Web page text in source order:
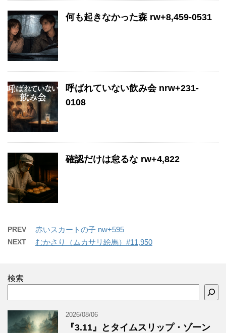
何も起きなかった森 rw+8,459-0531
呼ばれていない飲み会 nrw+231-
0108
確認だけは怠るな rw+4,822
PREV 赤いスカートの子 nw+595
NEXT むかさり（ムカサリ絵馬）#11,950
検索
2026/08/06
『3.11』とタイムスリップ・ゾーン